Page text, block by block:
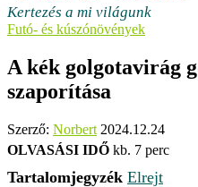
Kertezés a mi világunk
Futó- és kúszónövények
A kék golgotavirág
szaporítása
Szerző: Norbert 2024.12.24
OLVASÁSI IDŐ kb. 7 perc
Tartalomjegyzék Elrejt